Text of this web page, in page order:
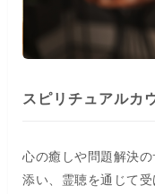
スピリチュアルカ
心の癒しや問題解決
添い、霊聴を通じて